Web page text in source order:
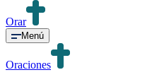
Orar
Menú
Oraciones